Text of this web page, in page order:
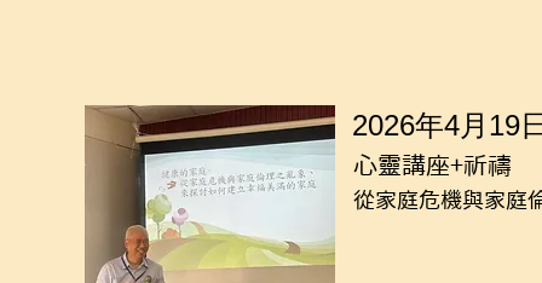
2026年4月19
心靈講座+祈禱
從家庭危機與家庭